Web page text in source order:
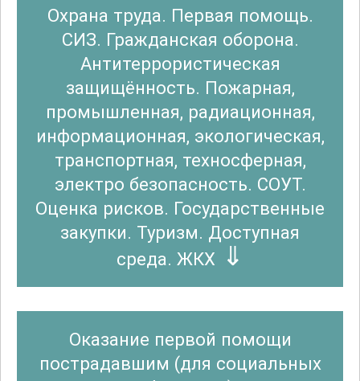
Охрана труда. Первая помощь.
СИЗ. Гражданская оборона.
Антитеррористическая
защищённость. Пожарная,
промышленная, радиационная,
информационная, экологическая,
транспортная, техносферная,
электро безопасность. СОУТ.
Оценка рисков. Государственные
закупки. Туризм. Доступная
среда. ЖКХ
Оказание первой помощи
пострадавшим (для социальных